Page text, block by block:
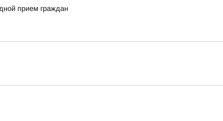
прием граждан